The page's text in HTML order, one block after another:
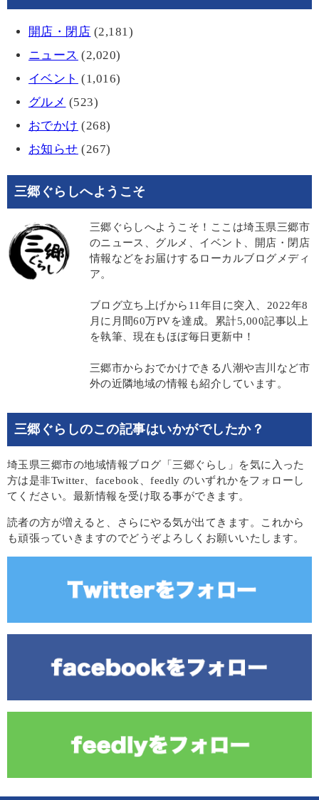
開店・閉店 (2,181)
ニュース (2,020)
イベント (1,016)
グルメ (523)
おでかけ (268)
お知らせ (267)
三郷ぐらしへようこそ
三郷ぐらしへようこそ！ここは埼玉県三郷市
のニュース、グルメ、イベント、開店・閉店
情報などをお届けするローカルブログメディ
ア。
ブログ立ち上げから11年目に突入、2022年8
月に月間60万PVを達成。累計5,000記事以上
を執筆、現在もほぼ毎日更新中！
三郷市からおでかけできる八潮や吉川など市
外の近隣地域の情報も紹介しています。
三郷ぐらしのこの記事はいかがでしたか？
埼玉県三郷市の地域情報ブログ「三郷ぐらし」を気に入った
方は是非Twitter、facebook、feedly のいずれかをフォローし
てください。最新情報を受け取る事ができます。
読者の方が増えると、さらにやる気が出てきます。これから
も頑張っていきますのでどうぞよろしくお願いいたします。